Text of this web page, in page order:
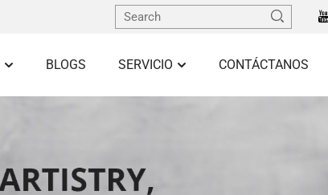
BLOGS SERVICIO CONTÁCTANOS